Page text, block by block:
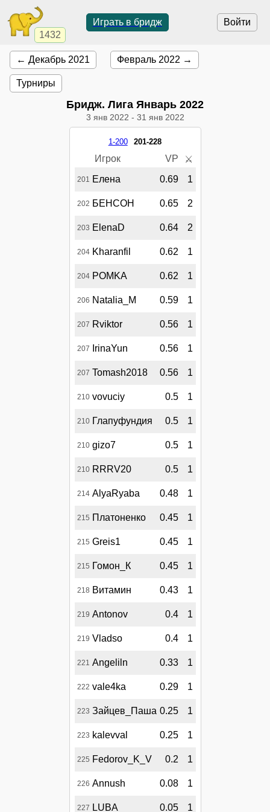
1432
Войти
Играть в бридж
← Декабрь 2021 Февраль 2022 →
Турниры
Бридж. Лига Январь 2022
3 янв 2022 - 31 янв 2022
1-200 201-228
Игрок VP ⚔
201 Елена 0.69 1
202 БЕНСОН 0.65 2
203 ElenaD 0.64 2
204 Kharanfil 0.62 1
204 POMKA 0.62 1
206 Natalia_M 0.59 1
207 Rviktor 0.56 1
207 IrinaYun 0.56 1
207 Tomash2018 0.56 1
210 vovuciy 0.5 1
210 Глапуфундия 0.5 1
210 gizo7 0.5 1
210 RRRV20 0.5 1
214 AlyaRyaba 0.48 1
215 Платоненко 0.45 1
215 Greis1 0.45 1
215 Гомон_К 0.45 1
218 Витамин 0.43 1
219 Antonov 0.4 1
219 Vladso 0.4 1
221 Angeliln 0.33 1
222 vale4ka 0.29 1
223 Зайцев_Паша 0.25 1
223 kalevval 0.25 1
225 Fedorov_K_V 0.2 1
226 Annush 0.08 1
227 LUBA 0.05 1